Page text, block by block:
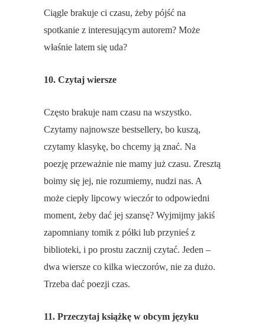
Ciągle brakuje ci czasu, żeby pójść na
spotkanie z interesującym autorem? Może
właśnie latem się uda?
10. Czytaj wiersze
Często brakuje nam czasu na wszystko.
Czytamy najnowsze bestsellery, bo kuszą,
czytamy klasykę, bo chcemy ją znać. Na
poezję przeważnie nie mamy już czasu. Zresztą
boimy się jej, nie rozumiemy, nudzi nas. A
może ciepły lipcowy wieczór to odpowiedni
moment, żeby dać jej szansę? Wyjmijmy jakiś
zapomniany tomik z półki lub przynieś z
biblioteki, i po prostu zacznij czytać. Jeden –
dwa wiersze co kilka wieczorów, nie za dużo.
Trzeba dać poezji czas.
11. Przeczytaj książkę w obcym języku